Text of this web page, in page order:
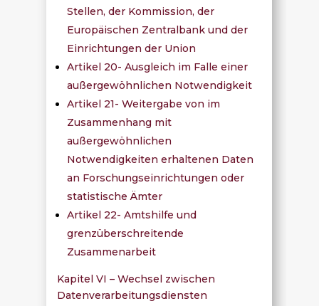
Stellen, der Kommission, der
Europäischen Zentralbank und der
Einrichtungen der Union
Artikel 20- Ausgleich im Falle einer
außergewöhnlichen Notwendigkeit
Artikel 21- Weitergabe von im
Zusammenhang mit
außergewöhnlichen
Notwendigkeiten erhaltenen Daten
an Forschungseinrichtungen oder
statistische Ämter
Artikel 22- Amtshilfe und
grenzüberschreitende
Zusammenarbeit
Kapitel VI – Wechsel zwischen
Datenverarbeitungsdiensten